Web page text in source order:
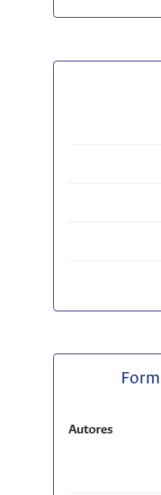
Autores